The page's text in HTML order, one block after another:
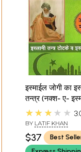
इस्माईल जोगी का
तन्त्र (नक्श- ए-
जोगी)- Islamic
Tantra of Ismail
Naksh-E-Ismail
(Islamic Tantra
★★★★★
BY LATIF KHAN
$37
Best